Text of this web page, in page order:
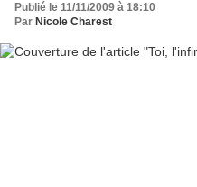
Publié le 11/11/2009 à 18:10
Par Nicole Charest